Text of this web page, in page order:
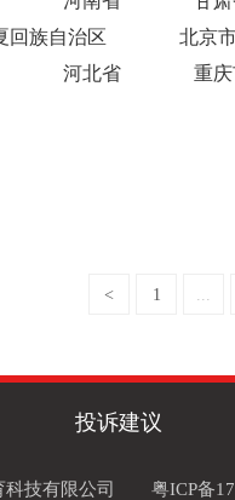
回族自治区
北京
河北省 重
< 1 ...
投诉建议
技有限公司
粤ICP备